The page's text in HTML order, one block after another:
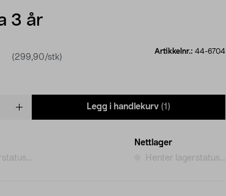
3 år
(299,90/stk)
Artikkelnr.: 44-6704
Legg i handlekurv (1)
Nettlager
Henter lagerstatus...